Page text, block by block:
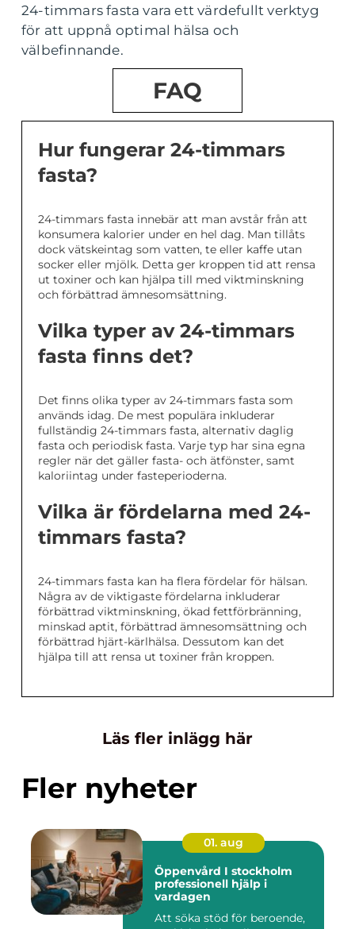
24-timmars fasta vara ett värdefullt verktyg
för att uppnå optimal hälsa och
välbefinnande.
FAQ
Hur fungerar 24-timmars
fasta?
24-timmars fasta innebär att man avstår från att
konsumera kalorier under en hel dag. Man tillåts
dock vätskeintag som vatten, te eller kaffe utan
socker eller mjölk. Detta ger kroppen tid att rensa
ut toxiner och kan hjälpa till med viktminskning
och förbättrad ämnesomsättning.
Vilka typer av 24-timmars
fasta finns det?
Det finns olika typer av 24-timmars fasta som
används idag. De mest populära inkluderar
fullständig 24-timmars fasta, alternativ daglig
fasta och periodisk fasta. Varje typ har sina egna
regler när det gäller fasta- och ätfönster, samt
kaloriintag under fasteperioderna.
Vilka är fördelarna med 24-
timmars fasta?
24-timmars fasta kan ha flera fördelar för hälsan.
Några av de viktigaste fördelarna inkluderar
förbättrad viktminskning, ökad fettförbränning,
minskad aptit, förbättrad ämnesomsättning och
förbättrad hjärt-kärlhälsa. Dessutom kan det
hjälpa till att rensa ut toxiner från kroppen.
Läs fler inlägg här
Fler nyheter
01. aug
Öppenvård I stockholm
professionell hjälp i
vardagen
Att söka stöd för beroende,